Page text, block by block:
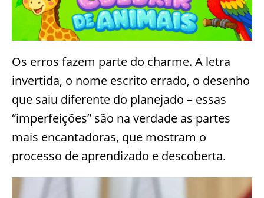
Os erros fazem parte do charme. A letra
invertida, o nome escrito errado, o desenho
que saiu diferente do planejado – essas
“imperfeições” são na verdade as partes
mais encantadoras, que mostram o
processo de aprendizado e descoberta.